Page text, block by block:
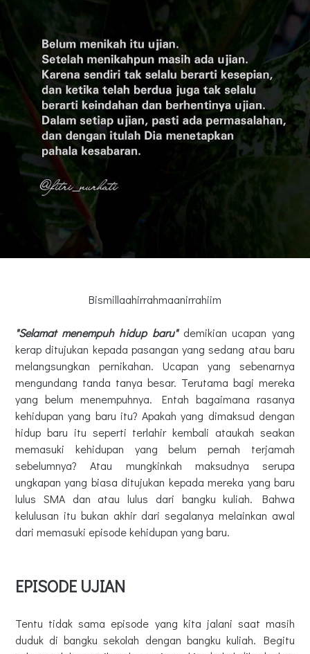
Bismillaahirrahmaanirrahiim
"Selamat menempuh hidup baru" demikian ucapan yang
kerap ditujukan kepada pasangan yang sedang atau baru
melangsungkan pernikahan. Ucapan yang sebenarnya
mengundang tanda tanya besar. Terutama bagi mereka
yang belum menempuhnya. Entah bagaimana rasanya
kehidupan yang baru itu? Apakah yang dimaksud dengan
hidup baru itu seperti terlahir kembali ataukah seakan
memasuki kehidupan yang belum pernah terjamah
sebelumnya? Atau mungkinkah maksudnya serupa
ungkapan yang biasa ditujukan kepada mereka yang baru
lulus SMA dan atau lulus dari bangku kuliah. Bahwa
kelulusan itu bukan akhir dari segalanya melainkan awal
dari memasuki episode kehidupan yang baru.
EPISODE UJIAN
Tentu tidak sama episode yang kita jalani saat masih
duduk di bangku sekolah dengan bangku kuliah. Begitu